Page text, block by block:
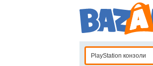
PlayStation конзоли